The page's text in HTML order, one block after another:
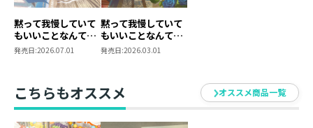
黙って我慢していて
もいいことなんてな
かったので、ブチギ
発売日:2026.07.01
黙って我慢していて
もいいことなんてな
かったので、ブチギ
発売日:2026.03.01
こちらもオススメ オススメ商品一覧